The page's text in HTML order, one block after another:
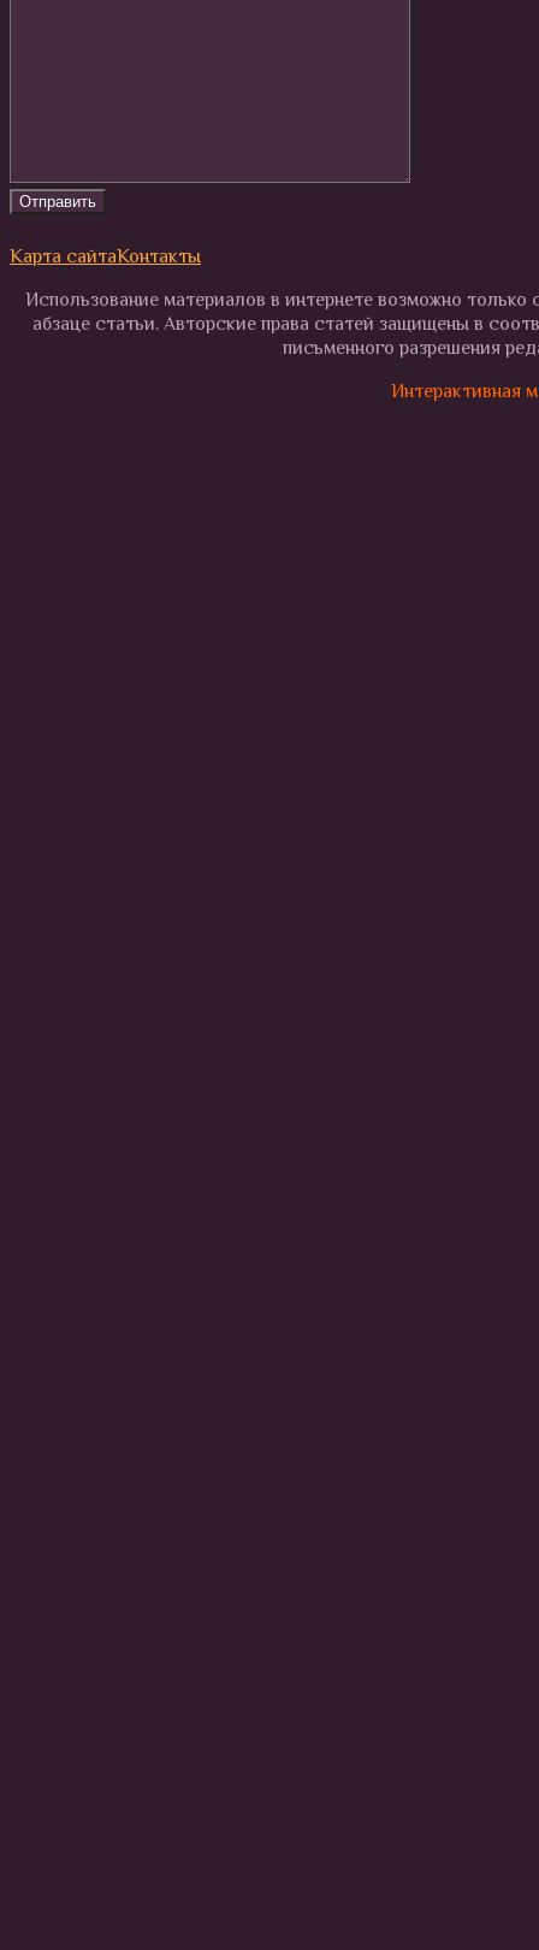
Карта сайтаКонтакты
Использование материалов в интернете возможно
абзаце статьи. Авторские права статей защищены в
письменного разрешения
Интерактивная